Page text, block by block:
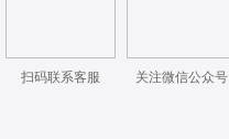
扫码联系客服 关注微信公众号